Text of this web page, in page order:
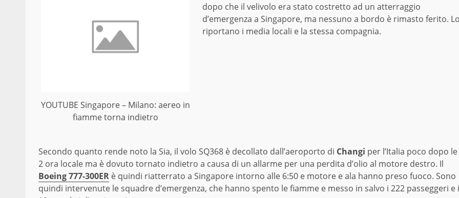
YOUTUBE Singapore – Milano: aereo in
fiamme torna indietro
dopo che il velivolo era stato costretto ad un atterraggio
d’emergenza a Singapore, ma nessuno a bordo è rimasto ferito.
riportano i media locali e la stessa compagnia.
Secondo quanto rende noto la Sia, il volo SQ368 è decollato dall’aeroporto di Changi per l’Italia poco dopo le
2 ora locale ma è dovuto tornato indietro a causa di un allarme per una perdita d’olio al motore destro. Il
Boeing 777-300ER è quindi riatterrato a Singapore intorno alle 6:50 e motore e ala hanno preso fuoco. Sono
quindi intervenute le squadre d’emergenza, che hanno spento le fiamme e messo in salvo i 222 passeggeri e i